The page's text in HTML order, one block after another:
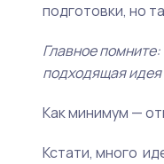
подготовки, но
Главное
подходящая идея
Как минимум —
Кстати, много